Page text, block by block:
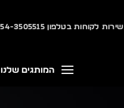
שירות לקוחות בטלפון 054-3505515 ובוואטסאפ
המותגים שלנו